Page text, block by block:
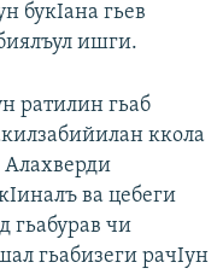
букIана гьев
ишги.
ратилин гьаб
ккола
Алахверди
ва цебеги
гьабурав чи
гьабизеги рачIун